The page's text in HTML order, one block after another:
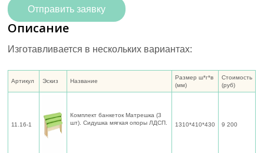
Отправить заявку
Описание
Изготавливается в нескольких вариантах:
Артикул Эскиз Название
Размер ш*г*в
(мм)
Стоимость
(руб)
11.16-1
Комплект банкеток Матрешка (3
шт). Сидушка мягкая опоры ЛДСП.
1310*410*430 9 200